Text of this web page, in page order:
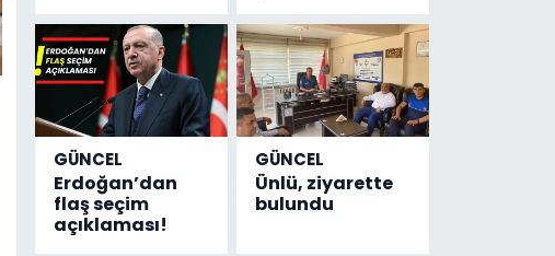
GÜNCEL
Erdoğan’dan
flaş seçim
açıklaması!
GÜNCEL
Ünlü, ziyarette
bulundu